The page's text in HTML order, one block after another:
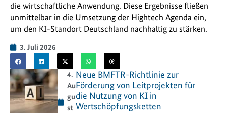
die wirtschaftliche Anwendung. Diese Ergebnisse fließen
unmittelbar in die Umsetzung der Hightech Agenda ein,
um den KI-Standort Deutschland nachhaltig zu stärken.
3. Juli 2026
4.
Au
gu
st
Neue BMFTR-Richtlinie zur
Förderung von Leitprojekten für
die Nutzung von KI in
Wertschöpfungsketten